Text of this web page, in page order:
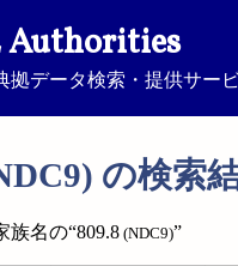
Authorities
拠データ検索・提供サー
の検索
族名の“809.8(NDC9)”